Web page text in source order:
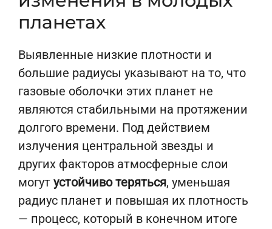
планетах
Выявленные низкие плотности и
большие радиусы указывают на то, что
газовые оболочки этих планет не
являются стабильными на протяжении
долгого времени. Под действием
излучения центральной звезды и
других факторов атмосферные слои
могут устойчиво теряться, уменьшая
радиус планет и повышая их плотность
— процесс, который в конечном итоге